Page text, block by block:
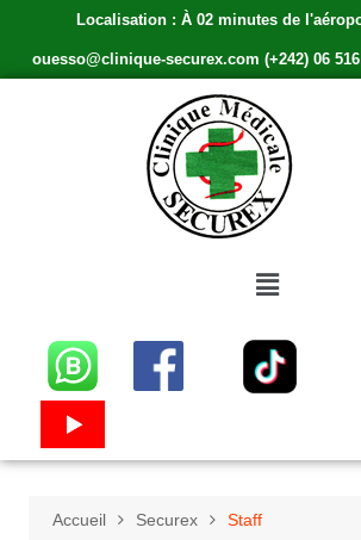
Localisation : À 02 minutes de
ouesso@clinique-securex.com (+242) 06 516
Accueil Securex Staff